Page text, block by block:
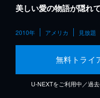
美しい愛の物語が隠れ
2010年 アメリカ 見放題
無料トライ
U-NEXTをご利用中／過